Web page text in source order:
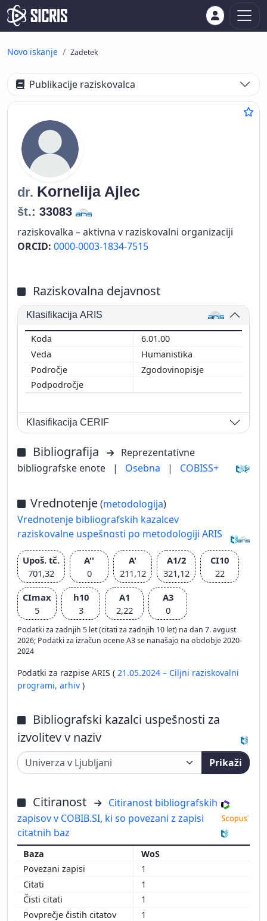
Novo iskanje Zadetek
Publikacije raziskovalca
dr. Kornelija Ajlec
št.: 33083
raziskovalka – aktivna v raziskovalni organizaciji
ORCID: 0000-0003-1834-7515
Raziskovalna dejavnost
Klasifikacija ARIS
6.01.00
Humanistika
Zgodovinopisje
Klasifikacija CERIF
Bibliografija
Reprezentativne
bibliografske enote
| Osebna | COBISS+
Vrednotenje(metodologija)
Vrednotenje bibliografskih kazalcev
raziskovalne uspešnosti po metodologiji ARIS
Upoš. tč.
701,32
A''
0
A'
211,12
A1/2
321,12
CI10
22
CImax
5
h10
3
A1
2,22
A3
0
Podatki za zadnjih 5 let (citati za zadnjih 10 let) na dan 7. avgust
2026; Podatki za izračun ocene A3 se nanašajo na obdobje 2020-
2024
Podatki za razpise ARIS ( 21.05.2024 – Ciljni raziskovalni
programi, arhiv )
Bibliografski kazalci uspešnosti za
izvolitev v naziv
Prikaži
Citiranost
Citiranost bibliografskih
zapisov v COBIB.SI, ki so povezani z zapisi
citatnih baz
WoS
1
1
1
1